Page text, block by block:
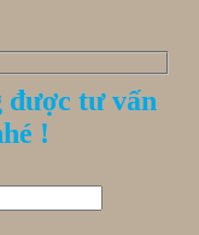
được tư vấn
!